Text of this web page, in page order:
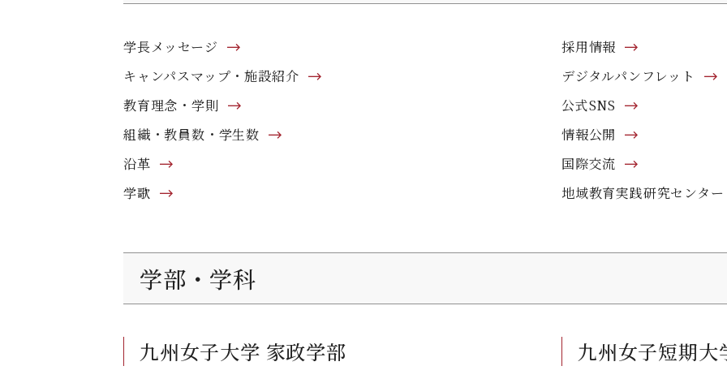
学長メッセージ
キャンパスマップ・施設紹介
教育理念・学則
組織・教員数・学生数
沿革
学歌
採用情報
デジタルパンフレット
公式SNS
情報公開
国際交流
地域教育実践研究センター
学部・学科
九州女子大学 家政学部 九州女子短期